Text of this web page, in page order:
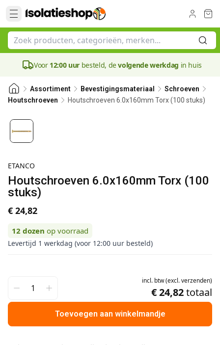
Voor 12:00 uur besteld, devolgende werkdag in huis
Assortiment Bevestigingsmateriaal
Schroeven
Houtschroeven
Houtschroeven 6.0x160mm Torx (100 stuks)
ETANCO
Houtschroeven 6.0x160mm Torx (100
stuks)
€ 24,82
12 dozen op voorraad
Levertijd 1 werkdag (voor 12:00 uur besteld)
incl. btw(excl.verzenden)
€ 24,82totaal
Toevoegen aan winkelmandje